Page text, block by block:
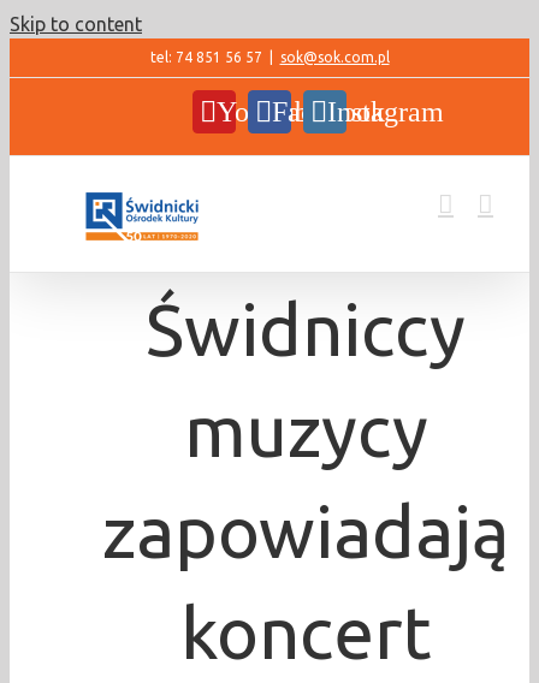
Skip to content
tel: 74 851 56 57 sok@sok.com.pl
YouTubeFacebookInstagram
Świdniccy
muzycy
zapowiadają
koncert